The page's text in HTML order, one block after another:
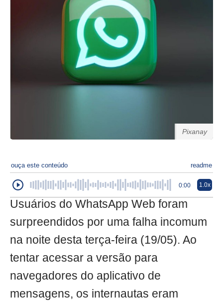
Pixanay
ouça este conteúdo readme
0:00 1.0x
Usuários do WhatsApp Web foram
surpreendidos por uma falha incomum
na noite desta terça-feira (19/05). Ao
tentar acessar a versão para
navegadores do aplicativo de
mensagens, os internautas eram